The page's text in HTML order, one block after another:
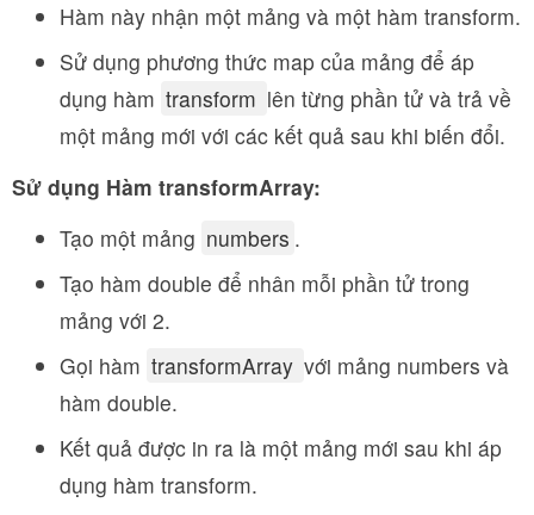
Hàm này nhận một mảng và một hàm transform.
Sử dụng phương thức map của mảng để áp
dụng hàm transform lên từng phần tử và trả về
một mảng mới với các kết quả sau khi biến đổi.
Sử dụng Hàm transformArray:
Tạo một mảng numbers .
Tạo hàm double để nhân mỗi phần tử trong
mảng với 2.
Gọi hàm transformArray với mảng numbers và
hàm double.
Kết quả được in ra là một mảng mới sau khi áp
dụng hàm transform.